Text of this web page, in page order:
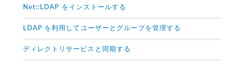
Net::LDAP をインストールする
LDAP を利用してユーザーとグループを管理する
ディレクトリサービスと同期する